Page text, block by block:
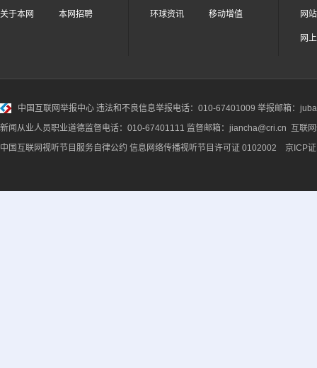
关于本网 本网招聘 环球资讯 移动增值 网
网
中国互联网举报中心 违法和不良信息举报电话：010-67401009 举报邮箱：
新闻从业人员职业道德监督电话：010-67401111 监督邮箱：jiancha@cri.cn 互联
中国互联网视听节目服务自律公约 信息网络传播视听节目许可证 0102002 京ICP